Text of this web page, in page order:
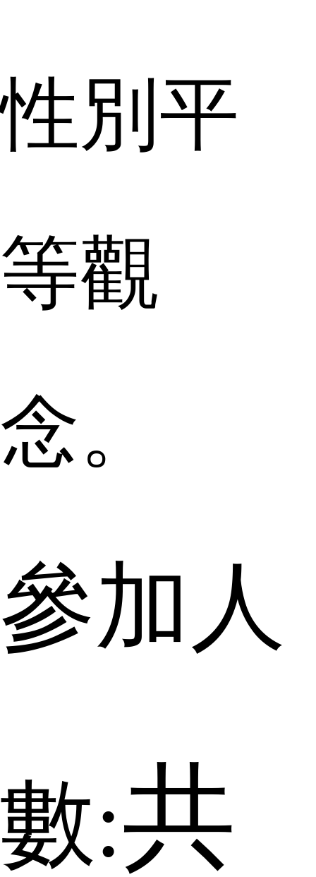
性別平
等觀
念。
參加人
數:共